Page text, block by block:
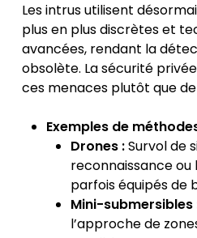
Les intrus utilisent
plus en plus discrètes et
avancées, rendant la
obsolète. Lasécurité
ces menaces plutôt que de
Exemples de
Drones :Survol de
reconnaissance ou
parfois équipés de
Mini-submersibles
l’approche de